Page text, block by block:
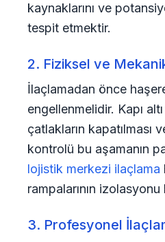
kaynaklarını ve
tespit etmektir.
2. Fiziksel ve
İlaçlamadan önce
engellenmelidir. Kapı
çatlakların kapatılması
kontrolü bu aşamanın
lojistik merkezi ilaçlama
rampalarının
3. Profesyonel